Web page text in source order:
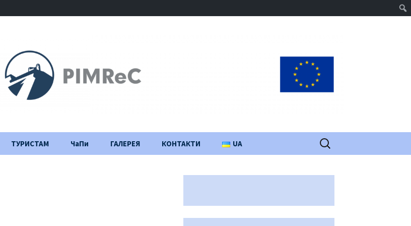
ТУРИСТАМ ЧаПи ГАЛЕРЕЯ КОНТАКТИ UA Пошук: